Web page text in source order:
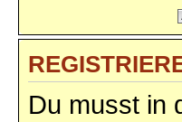
Du musst in